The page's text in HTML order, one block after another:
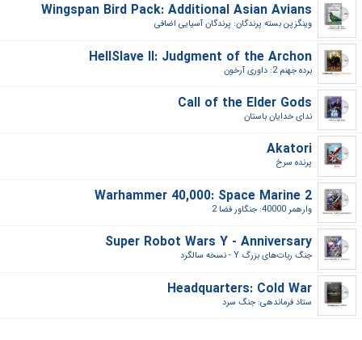
Wingspan Bird Pack: Additional Asian Avians
وینگزپن بسته پرندگان: پرندگان آسیایی اضافی‎
HellSlave II: Judgment of the Archon
برده جهنم 2: داوری آرخون‎
Call of the Elder Gods
ندای خدایان باستان‎
Akatori
پرنده سرخ‎
Warhammer 40,000: Space Marine 2
وارهمر 40000: جنگاور فضا 2‎
Super Robot Wars Y - Anniversary
جنگ ربات‌های بزرگ Y - نسخه سالگرد‎
Headquarters: Cold War
ستاد فرماندهی: جنگ سرد‎